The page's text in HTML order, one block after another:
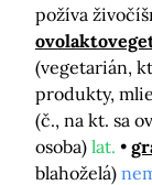
požíva
(vegetarián,
produkty,
(č., na kt. sa
osoba) lat.
blahoželá)